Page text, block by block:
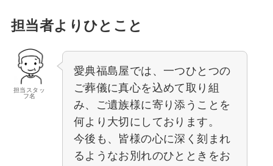
担当者よりひとこと
担当スタッ
フ名
愛典福島屋では、一つひとつの
ご葬儀に真心を込めて取り組
み、ご遺族様に寄り添うことを
何より大切にしております。
今後も、皆様の心に深く刻まれ
るようなお別れのひとときをお